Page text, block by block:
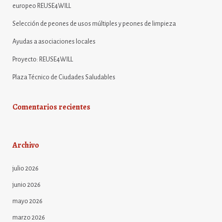
europeo REUSE4WILL
Selección de peones de usos múltiples y peones de limpieza
Ayudas a asociaciones locales
Proyecto: REUSE4WILL
Plaza Técnico de Ciudades Saludables
Comentarios recientes
Archivo
julio 2026
junio 2026
mayo 2026
marzo 2026